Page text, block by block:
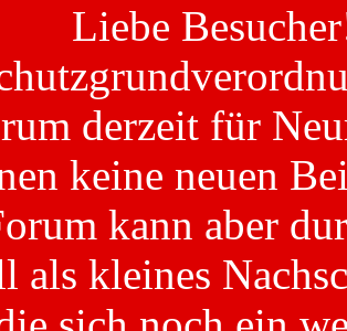
Liebe
derzeit für
keine neuen
kann aber
als kleines